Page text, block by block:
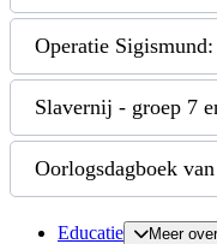
Operatie
Slavernij - groep 7
Oorlogsdagboek
Educatie Meer